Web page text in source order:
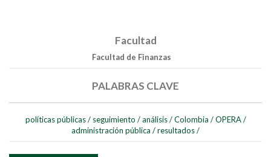
Facultad
Facultad de Finanzas
PALABRAS CLAVE
políticas públicas / seguimiento / análisis / Colombia / OPERA /
administración pública /resultados/